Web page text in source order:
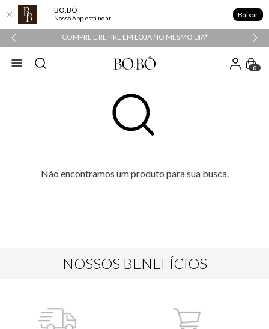
BO.BÔ
Nosso App está no ar! Baixar
COMPRE E RETIRE EM LOJA NO MESMO DIA*
0
Não encontramos um produto para sua busca.
NOSSOS BENEFÍCIOS